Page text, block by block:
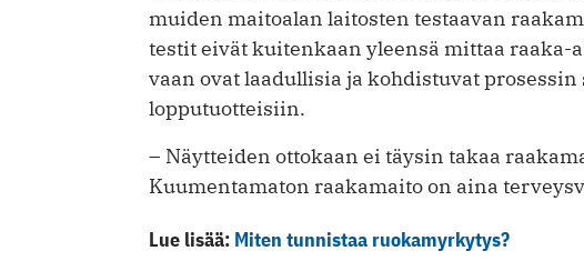
muiden maitoalan laitosten testaavan
testit eivät kuitenkaan yleensä mittaa
vaan ovat laadullisia ja kohdistuvat
lopputuotteisiin.
– Näytteiden ottokaan ei täysin takaa
Kuumentamaton raakamaito on aina
Lue lisää: Miten tunnistaa ruokamyrkytys?